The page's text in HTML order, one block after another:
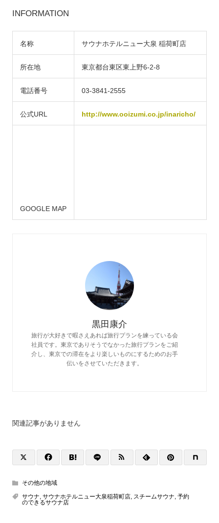
INFORMATION
名称 サウナホテルニュー大泉 稲荷町店
所在地 東京都台東区東上野6-2-8
電話番号 03-3841-2555
公式URL http://www.ooizumi.co.jp/inaricho/
GOOGLE MAP
黒田康介
旅行が大好きで暇さえあれば旅行プランを練っている会
社員です。東京でありそうでなかった旅行プランをご紹
介し、東京での滞在をより楽しいものにするためのお手
伝いをさせていただきます。
関連記事がありません
その他の地域
サウナ, サウナホテルニュー大泉稲荷町店, スチームサウナ, 予約
のできるサウナ店